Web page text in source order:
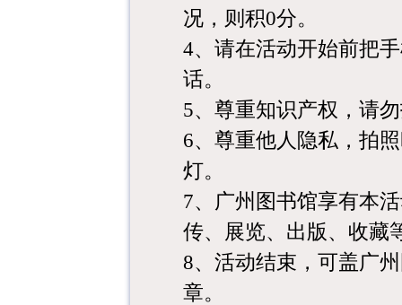
况，则积0分。
4、请在活动开始前把
话。
5、尊重知识产权，请
6、尊重他人隐私，拍
灯。
7、广州图书馆享有本
传、展览、出版、收藏
8、活动结束，可盖广
章。